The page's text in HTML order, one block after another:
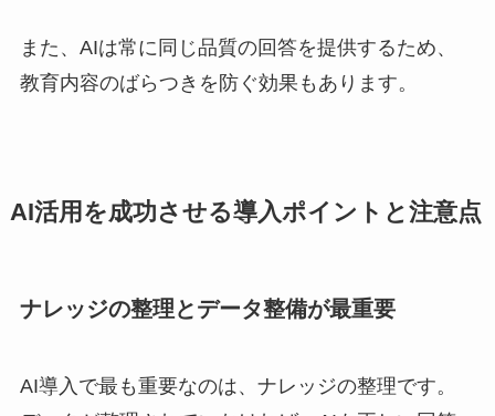
また、AIは常に同じ品質の回答を提供するため、
教育内容のばらつきを防ぐ効果もあります。
AI活用を成功させる導入ポイントと注意点
ナレッジの整理とデータ整備が最重要
AI導入で最も重要なのは、ナレッジの整理です。